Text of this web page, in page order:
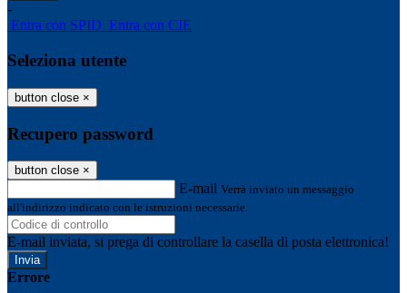
-
Entra con SPID Entra con CIE
Seleziona utente
button close ×
Recupero password
button close ×
E-mail Verrà inviato un messaggio
all'indirizzo indicato con le istruzioni necessarie.
E-mail inviata, si prega di controllare la casella di posta elettronica!
Errore